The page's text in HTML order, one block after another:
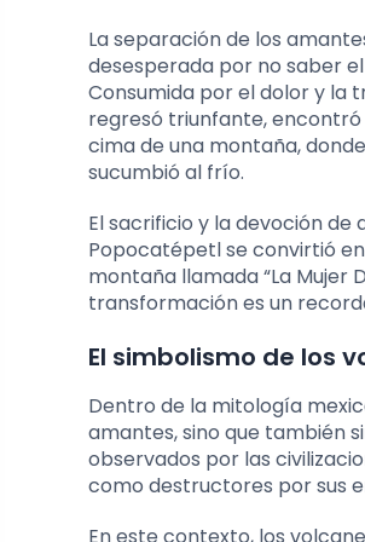
La separación de los
desesperada por no saber
Consumida por el dolor y la
regresó triunfante, encontró
cima de una montaña,
sucumbió al frío.
El sacrificio y la devoción
Popocatépetl se convirtió
montaña llamada “La Mujer
transformación es un
El simbolismo de los
Dentro de la mitología
amantes, sino que también
observados por las
como destructores por sus
En este contexto, los